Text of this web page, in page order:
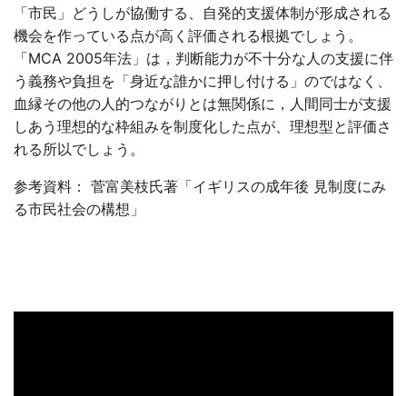
「市民」どうしが協働する、自発的支援体制が形成される
機会を作っている点が高く評価される根拠でしょう。
「MCA 2005年法」は，判断能力が不十分な人の支援に伴
う義務や負担を「身近な誰かに押し付ける」のではなく、
血縁その他の人的つながりとは無関係に，人間同士が支援
しあう理想的な枠組みを制度化した点が、理想型と評価さ
れる所以でしょう。
参考資料： 菅富美枝氏著「イギリスの成年後 見制度にみ
る市民社会の構想」